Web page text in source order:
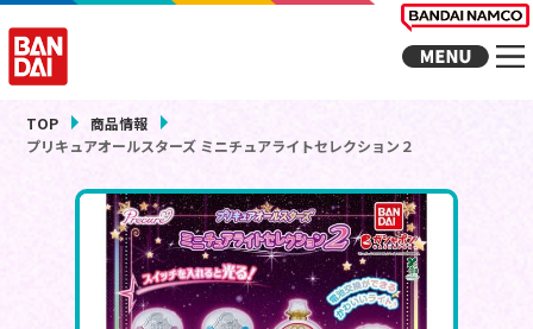
TOP
商品情報
プリキュアオールスターズ ミニチュアライトセレクション２